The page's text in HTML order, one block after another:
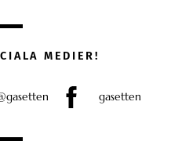
MEDIER!
gasetten